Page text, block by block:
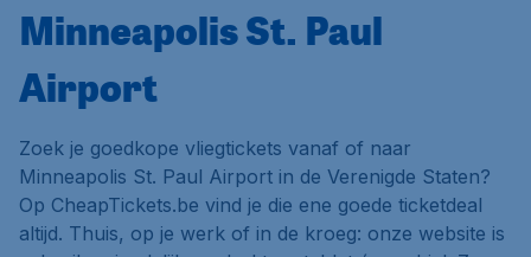
Minneapolis St. Paul
Airport
Zoek je goedkope vliegtickets vanaf of naar
Minneapolis St. Paul Airport in de Verenigde Staten?
Op CheapTickets.be vind je die ene goede ticketdeal
altijd. Thuis, op je werk of in de kroeg: onze website is